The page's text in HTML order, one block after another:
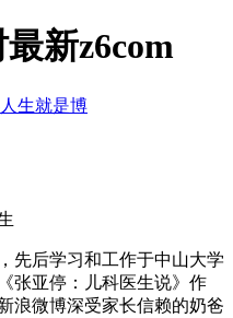
新z6com
生就是博
先后学习和工作于中山大学
张亚停：儿科医生说》作
浪微博深受家长信赖的奶爸